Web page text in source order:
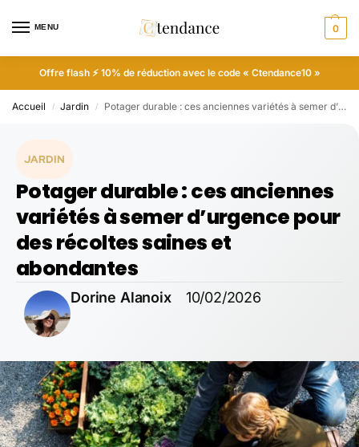
MENU 0
Offre flash ⚡ 10% de réduction avec le code « Ctendance10 »
Accueil / Jardin / Potager durable : ces anciennes variétés à semer d’urgence pour des récoltes saines et abondantes
JARDIN
Potager durable : ces anciennes
variétés à semer d’urgence pour
des récoltes saines et
abondantes
Dorine Alanoix 10/02/2026